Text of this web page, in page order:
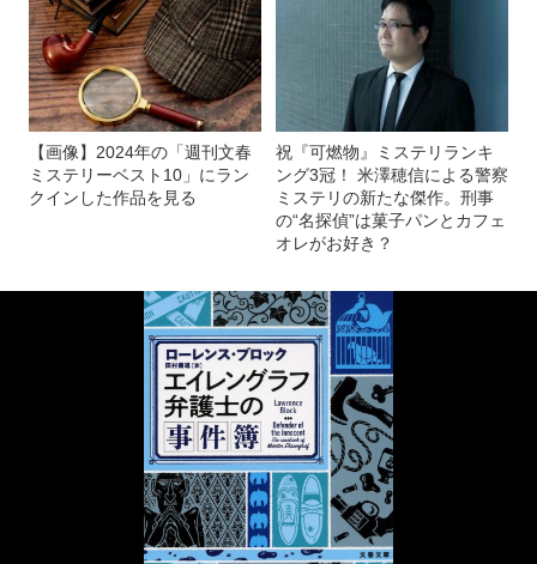
【画像】2024年の「週刊文春
ミステリーベスト10」にラン
クインした作品を見る
祝『可燃物』ミステリランキ
ング3冠！ 米澤穂信による警察
ミステリの新たな傑作。刑事
の“名探偵”は菓子パンとカフェ
オレがお好き？